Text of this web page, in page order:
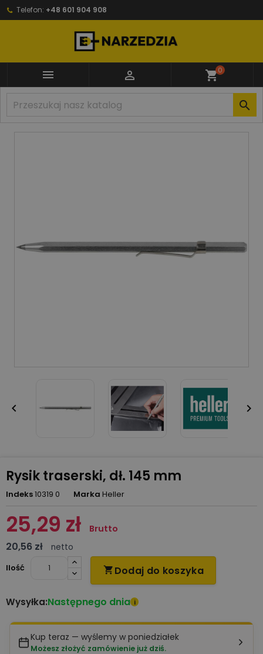
Telefon: +48 601 904 908
  shopping_cart0

 
Rysik traserski, dł. 145 mm
Indeks10319 0 Marka Heller
25,29 zł Brutto
20,56 zł
netto
Ilość
 Dodaj do koszyka
Wysyłka:Następnego dnia i
Kup teraz — wyślemy w poniedziałek
Możesz złożyć zamówienie już dziś.